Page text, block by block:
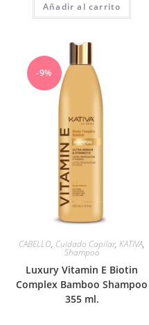
Añadir al carrito
-9%
CABELLO, Cuidado Capilar,KATIVA,
Shampoo
Luxury Vitamin E Biotin
Complex Bamboo Shampoo
355 ml.